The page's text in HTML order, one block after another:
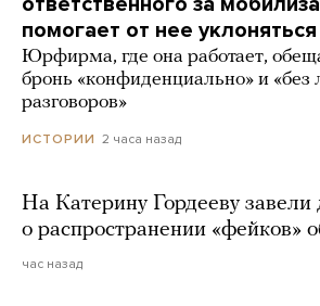
помогает от нее
Юрфирма, где она работает,
бронь «конфиденциально» и
разговоров»
ИСТОРИИ 2 часа назад
На Катерину Гордееву завели
о распространении «фейков»
час назад